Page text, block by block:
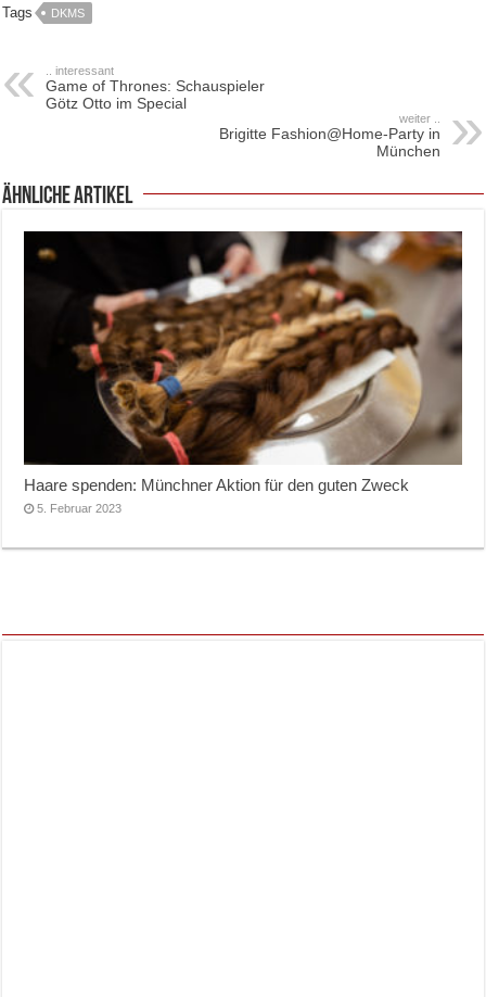
Tags DKMS
.. interessant
Game of Thrones: Schauspieler
Götz Otto im Special
weiter ..
Brigitte Fashion@Home-Party in
München
ähnliche Artikel
Haare spenden: Münchner Aktion für den guten Zweck
5. Februar 2023